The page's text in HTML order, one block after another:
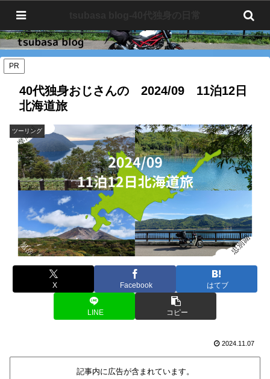
PR
40代独身おじさんの 2024/09 11泊12日
北海道旅
ツーリング
X Facebook はてブ
LINE コピー
2024.11.07
記事内に広告が含まれています。